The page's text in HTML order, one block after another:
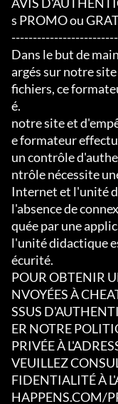
s PROMO ou
Dans le but de
argés sur notre
fichiers, ce
é.
notre site et
e formateur
un contrôle
ntrôle nécessite
Internet et l'unité
l'absence de
quée par une
l'unité didactique
écurité.
POUR OBTENIR
NVOYÉES À
SSUS
ER NOTRE
PRIVÉE À
VEUILLEZ
FIDENTIALITÉ À
HAPPENS.COM/